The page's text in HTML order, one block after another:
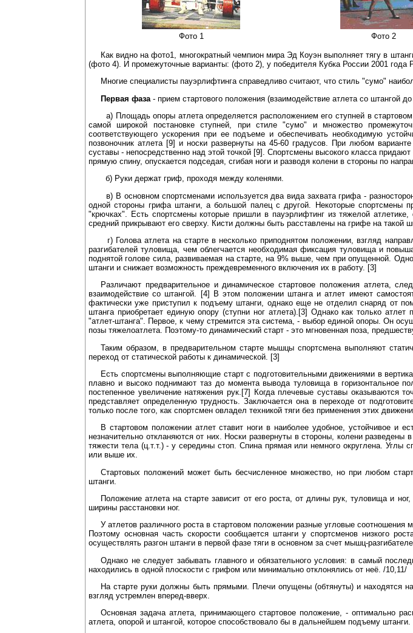
Фото 1 Фото 2
Как видно на фото1, многократный чемпион мира Эд Коуэн выполняет тягу в
(фото 4). И промежуточные варианты: (фото 2), у победителя Кубка России 2001
Многие специалисты пауэрлифтинга справедливо считают, что стиль "сумо"
Первая фаза - прием стартового положения (взаимодействие атлета со штангой
а) Площадь опоры атлета определяется расположением его ступней в
самой широкой постановке ступней, при стиле "сумо" и множество
соответствующего ускорения при ее подъеме и обеспечивать необходимую
позвоночник атлета [9] и носки развернуты на 45-60 градусов. При любом
суставы - непосредственно над этой точкой [9]. Спортсмены высокого класса
прямую спину, опускается подседая, сгибая ноги и разводя колени в стороны по
б) Руки держат гриф, проходя между коленями.
в) В основном спортсменами используется два вида захвата грифа -
одной стороны грифа штанги, а большой палец с другой. Некоторые
"крючках". Есть спортсмены которые пришли в пауэрлифтинг из тяжелой
средний прикрывают его сверху. Кисти должны быть расставлены на грифе на такой
г) Голова атлета на старте в несколько приподнятом положении, взгляд
разгибателей туловища, чем облегчается необходимая фиксация туловища и
поднятой голове сила, развиваемая на старте, на 9% выше, чем при опущенной.
штанги и снижает возможность преждевременного включения их в работу. [3]
Различают предварительное и динамическое стартовое положения атлета,
взаимодействие со штангой. [4] В этом положении штанга и атлет имеют
фактически уже приступил к подъему штанги, однако еще не отделил снаряд от
штанга приобретает единую опору (ступни ног атлета).[3] Однако как только
"атлет-штанга". Первое, к чему стремится эта система, - выбор единой опоры. Он
позы тяжелоатлета. Поэтому-то динамический старт - это мгновенная поза,
Таким образом, в предварительном старте мышцы спортсмена выполняют
переход от статической работы к динамической. [3]
Есть спортсмены выполняющие старт с подготовительными движениями в
плавно и высоко поднимают таз до момента вывода туловища в горизонтальное
постепенное увеличение натяжения рук.[7] Когда плечевые суставы оказываются
представляет определенную трудность. Заключается она в переходе от
только после того, как спортсмен овладел техникой тяги без применения этих
В стартовом положении атлет ставит ноги в наиболее удобное, устойчивое и
незначительно откланяются от них. Носки развернуты в стороны, колени
тяжести тела (ц.т.т.) - у середины стоп. Спина прямая или немного округлена. Углы
или выше их.
Стартовых положений может быть бесчисленное множество, но при любом
штанги.
Положение атлета на старте зависит от его роста, от длины рук, туловища и
ширины расстановки ног.
У атлетов различного роста в стартовом положении разные угловые
Поэтому основная часть скорости сообщается штанги у спортсменов низкого
осуществлять разгон штанги в первой фазе тяги в основном за счет мышц-
Однако не следует забывать главного и обязательного условия: в самый
находились в одной плоскости с грифом или минимально отклонялись от неё. /10,11/
На старте руки должны быть прямыми. Плечи опущены (обтянуты) и находятся
взгляд устремлен вперед-вверх.
Основная задача атлета, принимающего стартовое положение, - оптимально
атлета, опорой и штангой, которое способствовало бы в дальнейшем подъему штанги.